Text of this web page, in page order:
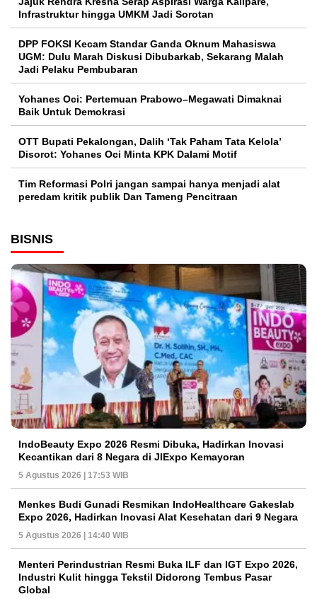
Infrastruktur hingga UMKM Jadi Sorotan
DPP FOKSI Kecam Standar Ganda Oknum Mahasiswa
UGM: Dulu Marah Diskusi Dibubarkab, Sekarang Malah
Jadi Pelaku Pembubaran
Yohanes Oci: Pertemuan Prabowo–Megawati Dimaknai
Baik Untuk Demokrasi
OTT Bupati Pekalongan, Dalih ‘Tak Paham Tata Kelola’
Disorot: Yohanes Oci Minta KPK Dalami Motif
Tim Reformasi Polri jangan sampai hanya menjadi alat
peredam kritik publik Dan Tameng Pencitraan
BISNIS
IndoBeauty Expo 2026 Resmi Dibuka, Hadirkan Inovasi
Kecantikan dari 8 Negara di JIExpo Kemayoran
5 Agustus 2026 | 17:53 WIB
Menkes Budi Gunadi Resmikan IndoHealthcare Gakeslab
Expo 2026, Hadirkan Inovasi Alat Kesehatan dari 9 Negara
5 Agustus 2026 | 14:40 WIB
Menteri Perindustrian Resmi Buka ILF dan IGT Expo 2026,
Industri Kulit hingga Tekstil Didorong Tembus Pasar
Global